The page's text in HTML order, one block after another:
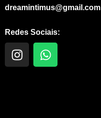
dreamintimus@gmail.com
Redes Sociais:
I
n
W
h